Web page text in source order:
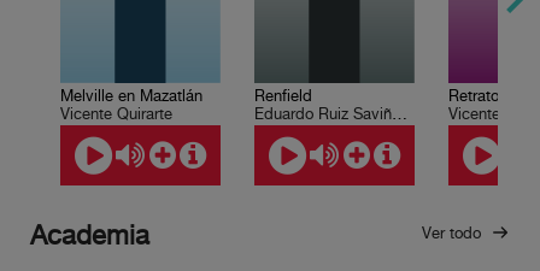
Melville en Mazatlán
Vicente Quirarte
Renfield
Eduardo Ruiz Saviñón, Roberto Coria
Vicente
Academia Ver todo